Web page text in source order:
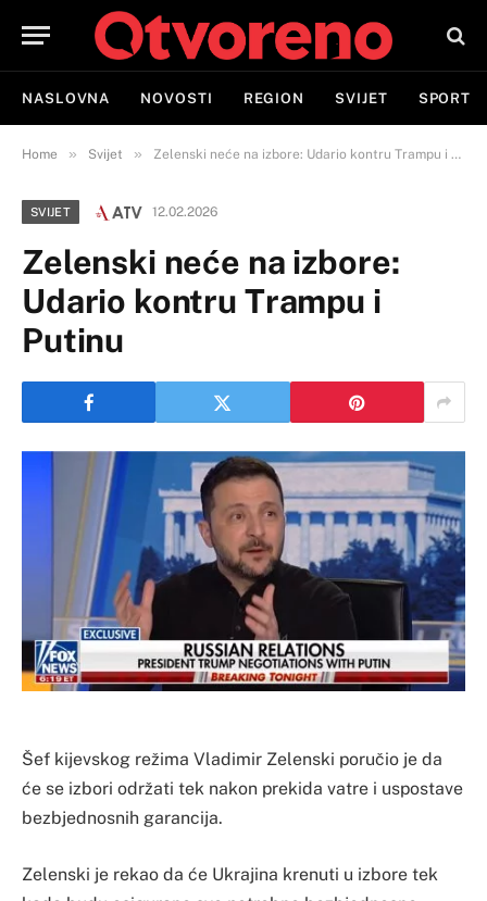
NASLOVNA NOVOSTI REGION SVIJET SPORT
Home » Svijet » Zelenski neće na izbore: Udario kontru Trampu i Putinu
SVIJET 12.02.2026
Zelenski neće na izbore:
Udario kontru Trampu i
Putinu
Šef kijevskog režima Vladimir Zelenski poručio je da
će se izbori održati tek nakon prekida vatre i uspostave
bezbjednosnih garancija.
Zelenski je rekao da će Ukrajina krenuti u izbore tek